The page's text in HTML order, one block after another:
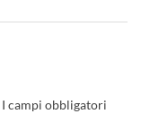
I campi obbligatori